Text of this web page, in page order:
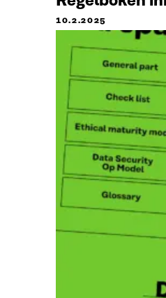
10.2.2025